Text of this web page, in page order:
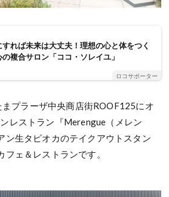
れば未来は大丈夫！理想の心と体をつく
複合サロン「ココ・ソレイユ」
ロコサポーター
プラーザ中央商店街ROOF125にオ
レストラン『Merengue（メレン
ン生タピオカのテイクアウトスタン
フェ＆レストランです。